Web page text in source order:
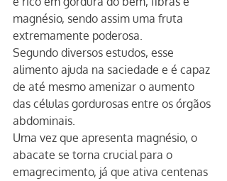
magnésio, sendo assim uma fruta
extremamente poderosa.
Segundo diversos estudos, esse
alimento ajuda na saciedade e é capaz
de até mesmo amenizar o aumento
das células gordurosas entre os órgãos
abdominais.
Uma vez que apresenta magnésio, o
abacate se torna crucial para o
emagrecimento, já que ativa centenas